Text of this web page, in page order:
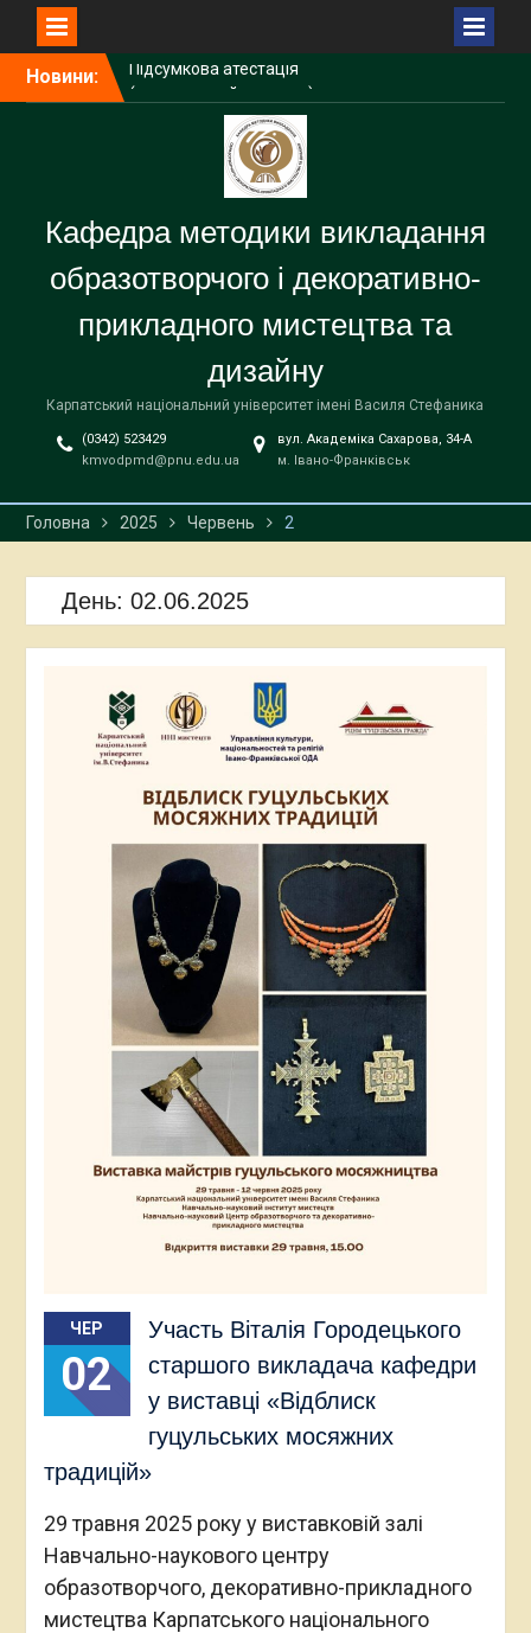
Новини:
вищої освіти
Школа основ дизайну і
художньої графіки при
УОДі як простір творчого
розвитку дітей.
Кафедральні огляди
Кафедра методики викладання
образотворчого і декоративно-
прикладного мистецтва та
дизайну
Карпатський національний університет імені Василя Стефаника
(0342) 523429
kmvodpmd@pnu.edu.ua
вул. Академіка Сахарова, 34-А
м. Івано-Франківськ
Головна 2025 Червень 2
День: 02.06.2025
ЧЕР
02
Участь Віталія Городецького
старшого викладача кафедри
у виставці «Відблиск
гуцульських мосяжних
традицій»
29 травня 2025 року у виставковій залі
Навчально-наукового центру
образотворчого, декоративно-прикладного
мистецтва Карпатського національного